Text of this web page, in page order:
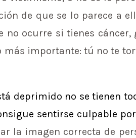
de que se lo parece a
no ocurre si tienes
más importante: tú no te
deprimido no se tienen
sentirse culpable
la imagen correcta de